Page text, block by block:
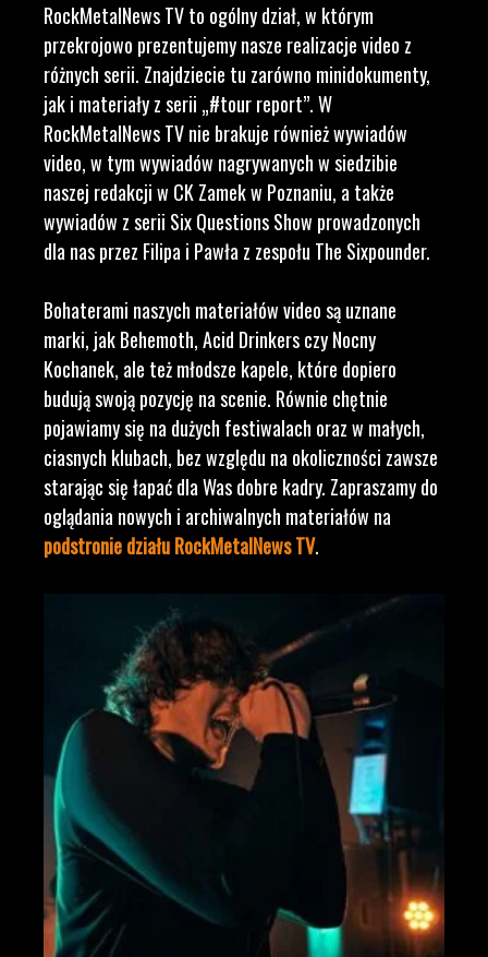
RockMetalNews TV to ogólny dział, w którym
przekrojowo prezentujemy nasze realizacje video z
różnych serii. Znajdziecie tu zarówno minidokumenty,
jak i materiały z serii „#tour report”. W
RockMetalNews TV nie brakuje również wywiadów
video, w tym wywiadów nagrywanych w siedzibie
naszej redakcji w CK Zamek w Poznaniu, a także
wywiadów z serii Six Questions Show prowadzonych
dla nas przez Filipa i Pawła z zespołu The Sixpounder.
Bohaterami naszych materiałów video są uznane
marki, jak Behemoth, Acid Drinkers czy Nocny
Kochanek, ale też młodsze kapele, które dopiero
budują swoją pozycję na scenie. Równie chętnie
pojawiamy się na dużych festiwalach oraz w małych,
ciasnych klubach, bez względu na okoliczności zawsze
starając się łapać dla Was dobre kadry. Zapraszamy do
oglądania nowych i archiwalnych materiałów na
podstronie działu RockMetalNews TV.